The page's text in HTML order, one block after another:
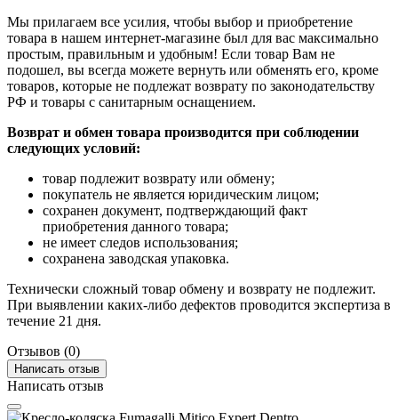
Мы прилагаем все усилия, чтобы выбор и приобретение
товара в нашем интернет-магазине был для вас максимально
простым, правильным и удобным! Если товар Вам не
подошел, вы всегда можете вернуть или обменять его, кроме
товаров, которые не подлежат возврату по законодательству
РФ и товары с санитарным оснащением.
Возврат и обмен товара производится при соблюдении
следующих условий:
товар подлежит возврату или обмену;
покупатель не является юридическим лицом;
сохранен документ, подтверждающий факт
приобретения данного товара;
не имеет следов использования;
сохранена заводская упаковка.
Технически сложный товар обмену и возврату не подлежит.
При выявлении каких-либо дефектов проводится экспертиза в
течение 21 дня.
Отзывов (0)
Написать отзыв
Написать отзыв